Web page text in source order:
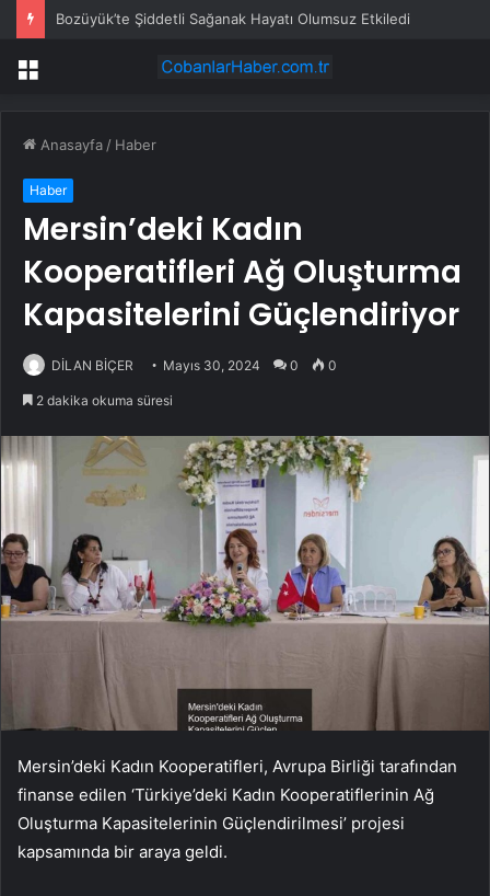
Bozüyük’te Şiddetli Sağanak Hayatı Olumsuz Etkiledi
Menü
Anasayfa / Haber
Haber
Mersin’deki Kadın
Kooperatifleri Ağ Oluşturma
Kapasitelerini Güçlendiriyor
DİLAN BİÇER Mayıs 30, 2024 0 0
2 dakika okuma süresi
Mersin’deki Kadın Kooperatifleri, Avrupa Birliği tarafından
finanse edilen ‘Türkiye’deki Kadın Kooperatiflerinin Ağ
Oluşturma Kapasitelerinin Güçlendirilmesi’ projesi
kapsamında bir araya geldi.